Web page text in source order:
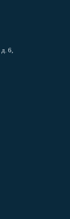
д. 6,